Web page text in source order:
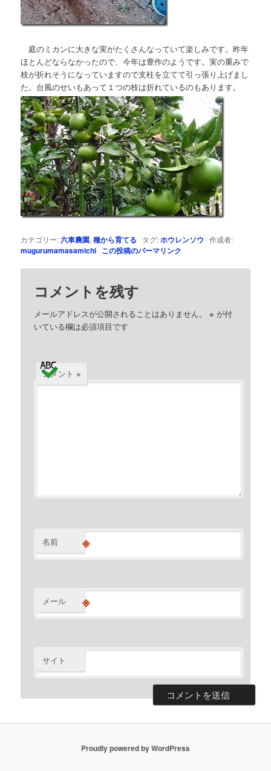
庭のミカンに大きな実がたくさんなっていて楽しみです。昨年
ほとんどならなかったので、今年は豊作のようです。実の重みで
枝が折れそうになっていますので支柱を立てて引っ張り上げまし
た。台風のせいもあって１つの枝は折れているのもあります。
カテゴリー:六車農園,種から育てる タグ:ホウレンソウ 作成者:
mugurumamasamichi この投稿のパーマリンク
コメントを残す
メールアドレスが公開されることはありません。 ※ が付
いている欄は必須項目です
コメント※
名前 ※
メール ※
サイト
Proudly powered by WordPress